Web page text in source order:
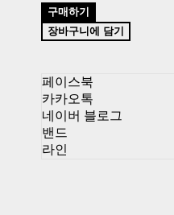
구매하기
장바구니에 담기
페이스북
카카오톡
네이버 블로그
밴드
라인